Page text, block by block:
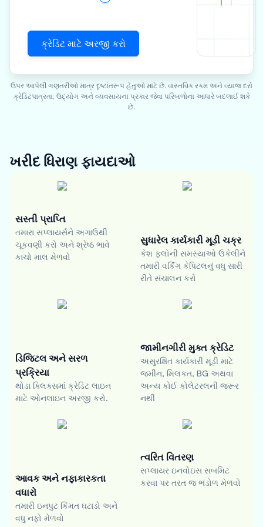
ક્રેડિટ માટે અરજી કરો
ઉપર આપેલી ગણતરીઓ માત્ર દૃષ્ટાંતરૂપ હેતુઓ માટે છે. વાસ્તવિક રકમ અને વ્યાજ દરો
ક્રેડિટપાત્રતા, ઉદ્યોગ અને વ્યવસાયના પ્રકાર જેવા પરિબળોના આધારે બદલાઈ શકે
છે.
ખરીદ ધિરાણ ફાયદાઓ
સસ્તી પ્રાપ્તિ
તમારા સપ્લાયર્સને અગાઉથી
ચૂકવણી કરો અને શ્રેષ્ઠ ભાવે
કાચો માલ મેળવો
સુધારેલ કાર્યકારી મૂડી ચક્ર
કેશ ફ્લોની સમસ્યાઓ ઉકેલીને
તમારી વર્કિંગ કેપિટલનું વધુ સારી
રીતે સંચાલન કરો
ડિજિટલ અને સરળ
પ્રક્રિયા
થોડા ક્લિક્સમાં ક્રેડિટ લાઇન
માટે ઓનલાઇન અરજી કરો.
જામીનગીરી મુક્ત ક્રેડિટ
અસુરક્ષિત કાર્યકારી મૂડી માટે
જમીન, મિલકત, BG અથવા
અન્ય કોઈ કોલેટરલની જરૂર
નથી
આવક અને નફાકારકતા
વધારો
તમારી ઇનપુટ કિંમત ઘટાડો અને
વધુ નફો મેળવો
ત્વરિત વિતરણ
સપ્લાયર ઇનવોઇસ સબમિટ
કરવા પર તરત જ ભંડોળ મેળવો